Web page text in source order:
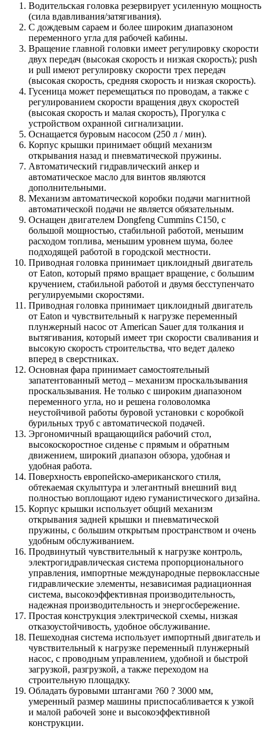
Водительская головка резервирует усиленную мощность
(сила вдавливания/затягивания).
С дождевым сараем и более широким диапазоном
переменного угла для рабочей кабины.
Вращение главной головки имеет регулировку скорости
двух передач (высокая скорость и низкая скорость); push
и pull имеют регулировку скорости трех передач
(высокая скорость, средняя скорость и низкая скорость).
Гусеница может перемещаться по проводам, а также с
регулированием скорости вращения двух скоростей
(высокая скорость и малая скорость), Прогулка с
устройством охранной сигнализации.
Оснащается буровым насосом (250 л / мин).
Корпус крышки принимает общий механизм
открывания назад и пневматической пружины.
Автоматический гидравлический анкер и
автоматическое масло для винтов являются
дополнительными.
Механизм автоматической коробки подачи магнитной
автоматической подачи не является обязательным.
Оснащен двигателем Dongfeng Сummins C150, с
большой мощностью, стабильной работой, меньшим
расходом топлива, меньшим уровнем шума, более
подходящей работой в городской местности.
Приводная головка принимает циклоидный двигатель
от Eaton, который прямо вращает вращение, с большим
кручением, стабильной работой и двумя бесступенчато
регулируемыми скоростями.
Приводная головка принимает циклоидный двигатель
от Eaton и чувствительный к нагрузке переменный
плунжерный насос от American Sauer для толкания и
вытягивания, который имеет три скорости сваливания и
высокую скорость строительства, что ведет далеко
вперед в сверстниках.
Основная фара принимает самостоятельный
запатентованный метод – механизм проскальзывания
проскальзывания. Не только с широким диапазоном
переменного угла, но и решена головоломка
неустойчивой работы буровой установки с коробкой
бурильных труб с автоматической подачей.
Эргономичный вращающийся рабочий стол,
высокоскоростное сиденье с прямым и обратным
движением, широкий диапазон обзора, удобная и
удобная работа.
Поверхность европейско-американского стиля,
обтекаемая скульптура и элегантный внешний вид
полностью воплощают идею гуманистического дизайна.
Корпус крышки использует общий механизм
открывания задней крышки и пневматической
пружины, с большим открытым пространством и очень
удобным обслуживанием.
Продвинутый чувствительный к нагрузке контроль,
электрогидравлическая система пропорционального
управления, импортные международные первоклассные
гидравлические элементы, независимая радиационная
система, высокоэффективная производительность,
надежная производительность и энергосбережение.
Простая конструкция электрической схемы, низкая
отказоустойчивость, удобное обслуживание.
Пешеходная система использует импортный двигатель и
чувствительный к нагрузке переменный плунжерный
насос, с проводным управлением, удобной и быстрой
загрузкой, разгрузкой, а также переходом на
строительную площадку.
Обладать буровыми штангами ?60 ? 3000 мм,
умеренный размер машины приспосабливается к узкой
и малой рабочей зоне и высокоэффективной
конструкции.